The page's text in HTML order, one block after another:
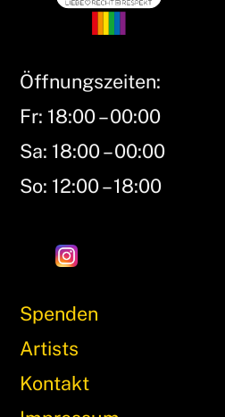
Öffnungszeiten:
Fr: 18:00 – 00:00
Sa: 18:00 – 00:00
So: 12:00 – 18:00
Spenden
Artists
Kontakt